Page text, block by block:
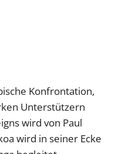
Konfrontation,
Unterstützern
wird von Paul
wird in seiner Ecke